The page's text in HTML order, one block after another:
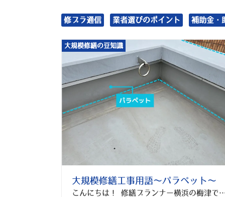
修プラ通信 業者選びのポイント 補助金・
大規模修繕工事用語～パラペット～
こんにちは！ 修繕プランナー横浜の梅津です。 大規模修繕工事の見積書を見てみると、見慣れない単語がでてくることがあると思います。 今回は防水工事の欄に書かれている「パラペット」についてご紹介します！ パラペットとは？ パラペットとは、屋上の外周部分に設けられた低い立ち上がり壁のことを指します。 主に落下防止やデザインの一環として設置されますが、防水性能の維持にも大きく関係しています。 パラペットが防水補修において重要な理由 防水の弱点になりやすい パラペットは、屋上の水平部分と垂直部分が交わる箇所にあたるため、防水層が途切れやすく、雨水の侵入リスクが高くなります。 特に、立ち上がり部分の防水が劣化すると、内部に水が浸入し、外壁や室内の漏水につながる可能性があります。 雨水の滞留が発生しやすい パラペットの内側に適切な水切りやドレン（排水口）がないと、雨水が溜まりやすくなり、防水層の劣化を早めます。 定期的な清掃やドレン周りの点検が欠かせません。 クラック(ひび割れ)の発生しやすい部位 建物は温度変化によって膨張・収縮を繰り返しますが、パラペットは建物の端部にあるため、特にクラックが発生しやすいです。 ひび割れが発生すると、そこから雨水が侵入し、鉄筋コンクリートの内部に浸透して劣化を加速させる原因になります。 パラペットの防水補修方法 シーリング材の打ち直し ひび割れが発生した場合、シーリング材（コーキング）を打ち直し、浸水を防ぎます。 防水シートの施工 屋上の防水工事と一緒に、パラペットの立ち上がり部分にも防水シートを貼ることで、防水層の連続性を確保し、耐久性を向上させることができます。 ウレタン防水やシート防水が一般的な施工方法です。 塗膜防水の追加施工 パラペットにウレタンやFRP（繊維強化プラスチック）塗膜を施工することで、表面の防水性能を強化できます。 特に雨風の影響を受けやすい建物では、塗膜防水の併用が効果的です。 笠木（パラペット上部の仕上げ材）の交換・補修 パラペットの上部に金属製の「笠木」を設置することで、雨水が垂直面に流れ込むのを防ぎ、防水層の劣化を遅らせることができます。 排水改善（ドレン設置・水切り金物の取り付け） パラペットの内側、つまり屋上に雨水が溜まりやすい場合は、排水能力を改善することが効果的です。 既存ドレ
大規模修繕の豆知識